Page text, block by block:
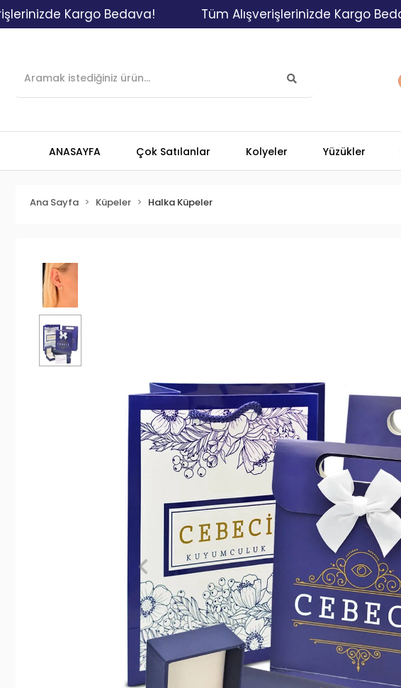
Kargo Bedava! Tüm Alışverişlerinizde Kargo Bedava!
ANASAYFA Çok Satılanlar Kolyeler Yüzükler
Ana Sayfa Küpeler Halka Küpeler